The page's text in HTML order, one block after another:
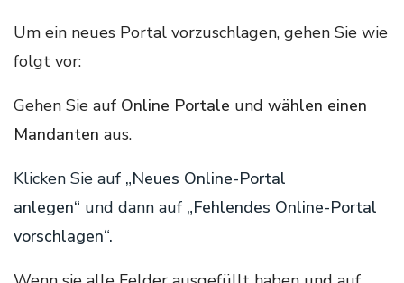
Um ein neues Portal vorzuschlagen, gehen Sie wie
folgt vor:
Gehen Sie auf Online Portale und wählen einen
Mandanten aus.
Klicken Sie auf „Neues Online-Portal
anlegen“ und dann auf „Fehlendes Online-Portal
vorschlagen“.